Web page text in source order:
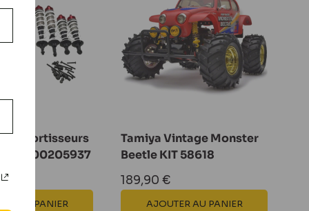
Amortisseurs
500205937
AU PANIER
Tamiya Vintage Monster
Beetle KIT 58618
Prix
réduit
189,90 €
AJOUTER AU PANIER